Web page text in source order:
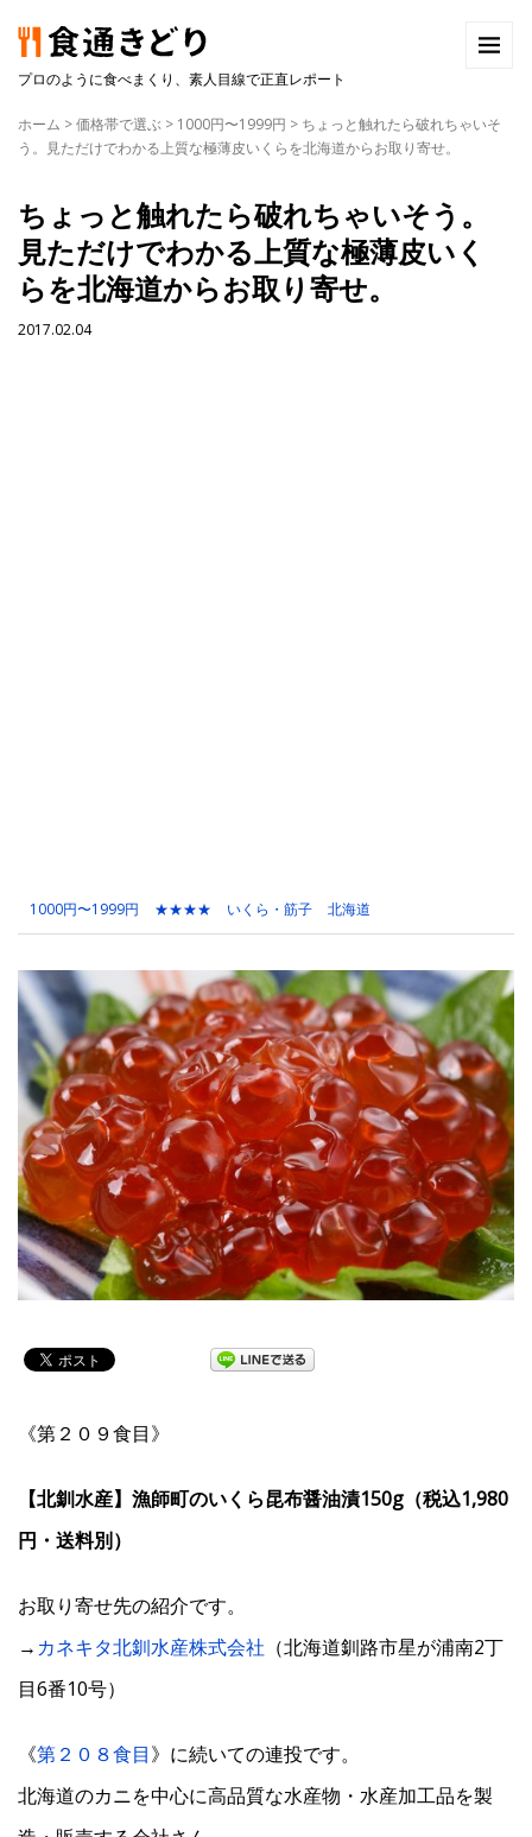
プロのように食べまくり、素人目線で正直レポート
ホーム >価格帯で選ぶ > 1000円〜1999円 > ちょっと触れたら破れちゃいそ
う。見ただけでわかる上質な極薄皮いくらを北海道からお取り寄せ。
ちょっと触れたら破れちゃいそう。
見ただけでわかる上質な極薄皮いく
らを北海道からお取り寄せ。
2017.02.04
1000円〜1999円 ★★★★ いくら・筋子 北海道
《第２０９食目》
【北釧水産】漁師町のいくら昆布醤油漬150g（税込1,980
円・送料別）
お取り寄せ先の紹介です。
→ カネキタ北釧水産株式会社 （北海道釧路市星が浦南2丁
目6番10号）
《第２０８食目》に続いての連投です。
北海道のカニを中心に高品質な水産物・水産加工品を製